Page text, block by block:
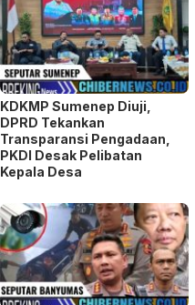
KDKMP Sumenep Diuji,
DPRD Tekankan
Transparansi Pengadaan,
PKDI Desak Pelibatan
Kepala Desa